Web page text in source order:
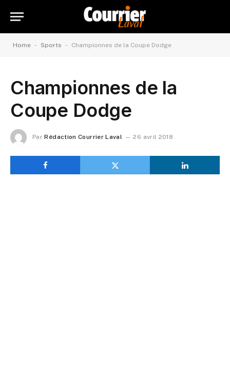
Home - Sports - Championnes de la Coupe Dodge
Championnes de la
Coupe Dodge
Par Rédaction Courrier Laval 26 avril 2018